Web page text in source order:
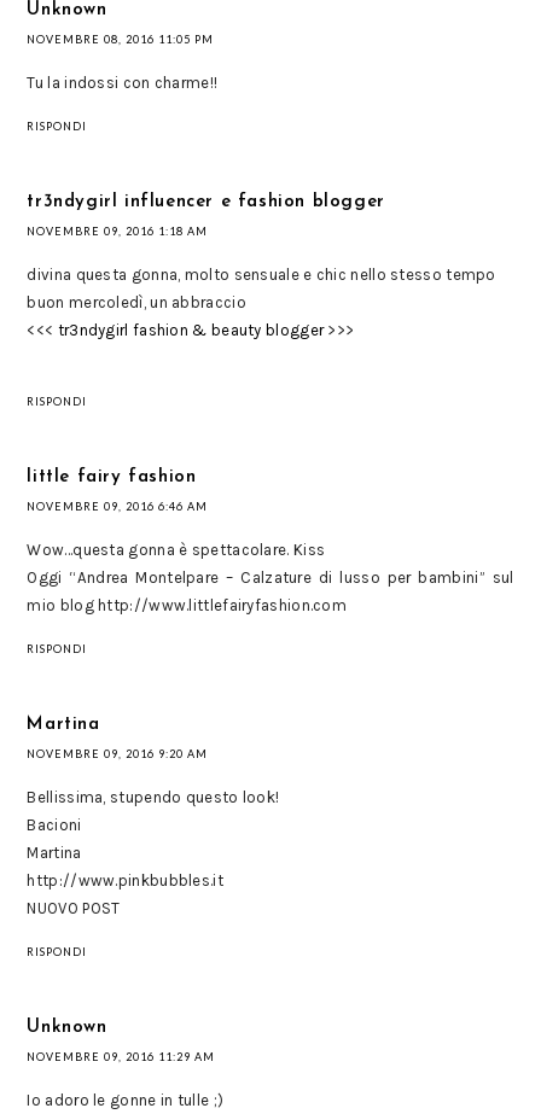
Unknown
NOVEMBRE 08, 2016 11:05 PM
Tu la indossi con charme!!
RISPONDI
tr3ndygirl influencer e fashion blogger
NOVEMBRE 09, 2016 1:18 AM
divina questa gonna, molto sensuale e chic nello stesso tempo
buon mercoledì, un abbraccio
<<< tr3ndygirl fashion & beauty blogger>>>
RISPONDI
little fairy fashion
NOVEMBRE 09, 2016 6:46 AM
Wow...questa gonna è spettacolare. Kiss
Oggi “Andrea Montelpare – Calzature di lusso per bambini” sul
mio blog http://www.littlefairyfashion.com
RISPONDI
Martina
NOVEMBRE 09, 2016 9:20 AM
Bellissima, stupendo questo look!
Bacioni
Martina
http://www.pinkbubbles.it
NUOVO POST
RISPONDI
Unknown
NOVEMBRE 09, 2016 11:29 AM
Io adoro le gonne in tulle ;)